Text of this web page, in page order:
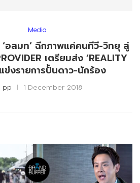
Media
อสมท’ ฉีกภาพแค่คนทีวี-วิทยุ สู่
เตรียมส่ง ‘REALITY
ข่งรายการปั้นดาว-นักร้อง
pp 1 December 2018